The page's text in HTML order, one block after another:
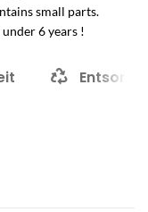
small parts.
6 years !